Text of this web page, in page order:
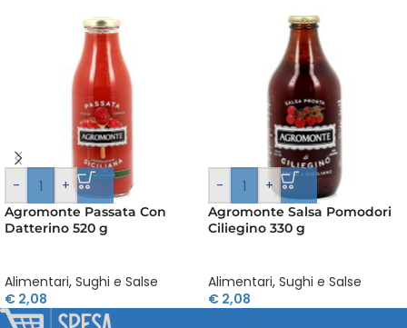
- +
Agromonte Passata Con
Datterino 520 g
Alimentari, Sughi e Salse
€ 2,08
- +
Agromonte Salsa Pomodori
Ciliegino 330 g
Alimentari, Sughi e Salse
€ 2,08